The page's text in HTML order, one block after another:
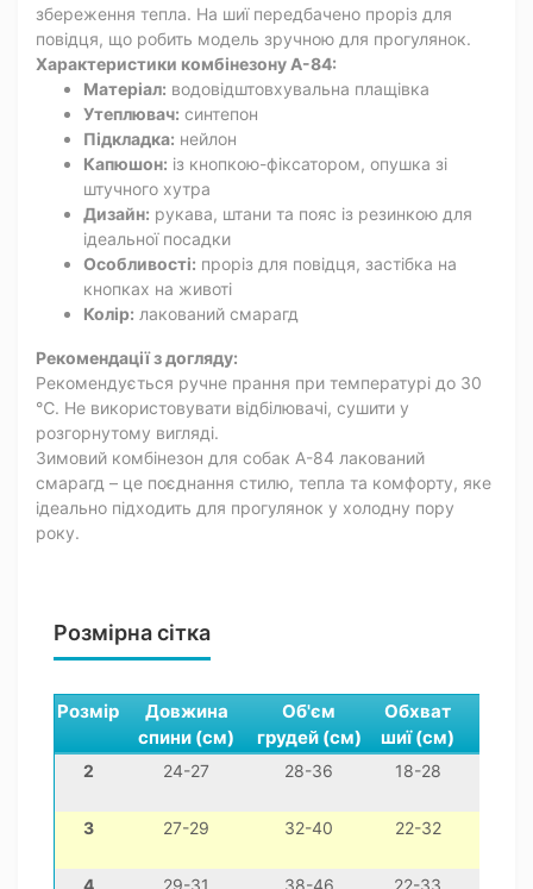
збереження тепла. На шиї передбачено проріз для
повідця, що робить модель зручною для прогулянок.
Характеристики комбінезону A-84:
Матеріал: водовідштовхувальна плащівка
Утеплювач: синтепон
Підкладка: нейлон
Капюшон: із кнопкою-фіксатором, опушка зі
штучного хутра
Дизайн: рукава, штани та пояс із резинкою для
ідеальної посадки
Особливості: проріз для повідця, застібка на
кнопках на животі
Колір: лакований смарагд
Рекомендації з догляду:
Рекомендується ручне прання при температурі до 30
℃. Не використовувати відбілювачі, сушити у
розгорнутому вигляді.
Зимовий комбінезон для собак A-84 лакований
смарагд – це поєднання стилю, тепла та комфорту, яке
ідеально підходить для прогулянок у холодну пору
року.
Розмірна сітка
Розмір
Довжина
спини (см)
Об'єм
грудей (см)
Обхват
шиї (см)
2 24-27 28-36 18-28
3 27-29 32-40 22-32
4 29-31 38-46 22-33